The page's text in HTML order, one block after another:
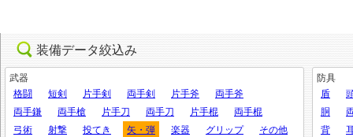
装備データ絞込み
武器
格闘
短剣 片手剣 両手剣 片手斧
両手斧
両手鎌
両手槍 片手刀 両手刀 片手棍
両手棍
弓術
射撃 投てき 矢・弾 楽器 グリップ その他
防具
盾
胴
背